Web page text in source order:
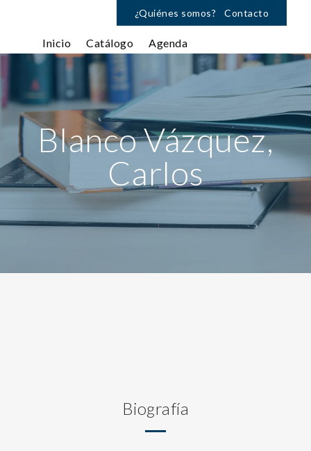
¿Quiénes somos? Contacto
Inicio Catálogo Agenda
Blanco Vázquez,
Carlos
Biografía